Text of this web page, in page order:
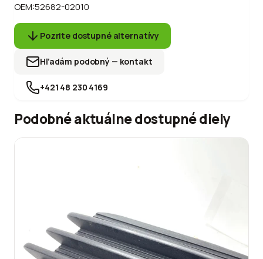
OEM:52682-02010
Pozrite dostupné alternatívy
Hľadám podobný — kontakt
+421 48 230 4169
Podobné aktuálne dostupné diely